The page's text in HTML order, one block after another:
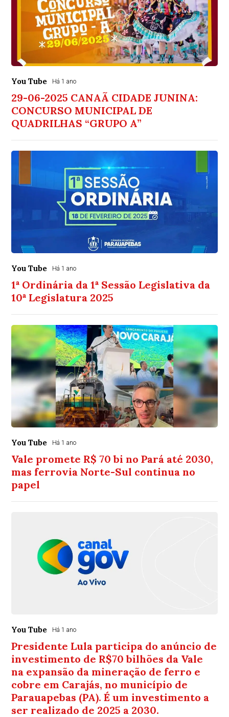
You Tube Há 1 ano
29-06-2025 CANAÃ CIDADE JUNINA:
CONCURSO MUNICIPAL DE
QUADRILHAS “GRUPO A”
You Tube Há 1 ano
1ª Ordinária da 1ª Sessão Legislativa da
10ª Legislatura 2025
You Tube Há 1 ano
Vale promete R$ 70 bi no Pará até 2030,
mas ferrovia Norte-Sul continua no
papel
You Tube Há 1 ano
Presidente Lula participa do anúncio de
investimento de R$70 bilhões da Vale
na expansão da mineração de ferro e
cobre em Carajás, no município de
Parauapebas (PA). É um investimento a
ser realizado de 2025 a 2030.